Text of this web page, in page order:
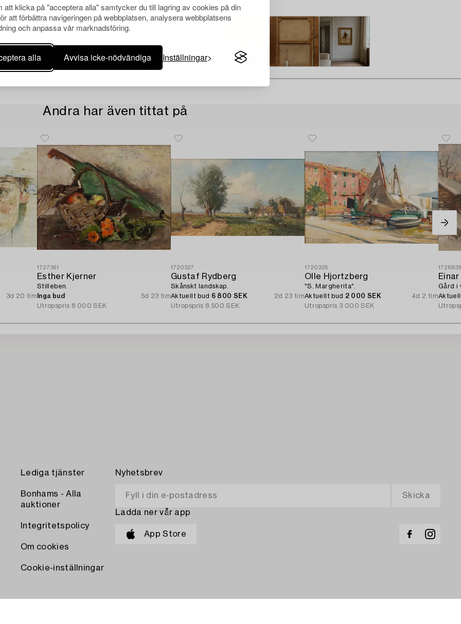
att klicka på "acceptera alla" samtycker du till lagring av cookies på din
att förbättra navigeringen på webbplatsen, analysera webbplatsens
och anpassa vår marknadsföring.
alla Avvisa icke-nödvändiga Inställningar
faktiska föremålet.
Andra har även tittat på
3d 20 tim
1727361
Esther Kjerner
Stilleben.
Inga bud
5d 23 tim
Utropspris 8 000 SEK
1720327
Gustaf Rydberg
Skånskt landskap.
Aktuellt bud 6 800 SEK
2d 23 tim
Utropspris 8 500 SEK
1720328
Olle Hjortzberg
"S. Margherita".
Aktuellt bud 2 000 SEK
4d 2 tim
Utropspris 3 000 SEK
Gård i
Lediga tjänster
Bonhams - Alla
auktioner
Integritetspolicy
Om cookies
Cookie-inställningar
Nyhetsbrev
Ladda ner vår app
App Store